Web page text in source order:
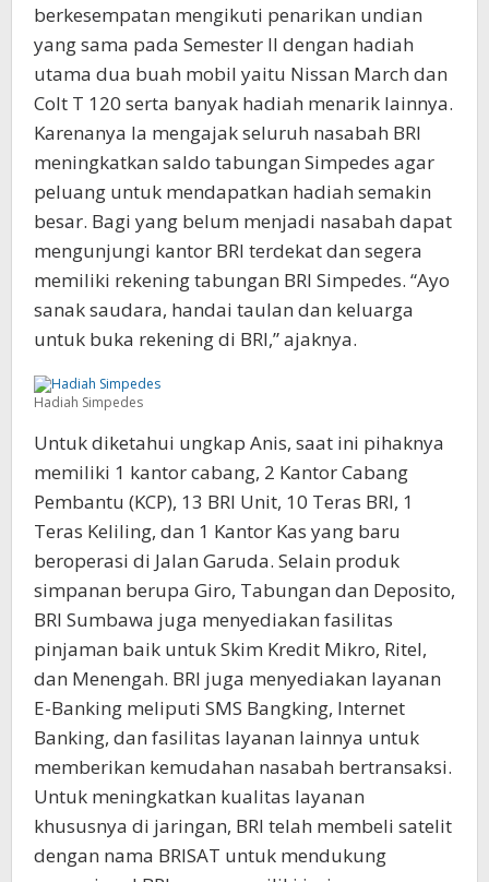
berkesempatan mengikuti penarikan undian
yang sama pada Semester II dengan hadiah
utama dua buah mobil yaitu Nissan March dan
Colt T 120 serta banyak hadiah menarik lainnya.
Karenanya Ia mengajak seluruh nasabah BRI
meningkatkan saldo tabungan Simpedes agar
peluang untuk mendapatkan hadiah semakin
besar. Bagi yang belum menjadi nasabah dapat
mengunjungi kantor BRI terdekat dan segera
memiliki rekening tabungan BRI Simpedes. “Ayo
sanak saudara, handai taulan dan keluarga
untuk buka rekening di BRI,” ajaknya.
Hadiah Simpedes
Untuk diketahui ungkap Anis, saat ini pihaknya
memiliki 1 kantor cabang, 2 Kantor Cabang
Pembantu (KCP), 13 BRI Unit, 10 Teras BRI, 1
Teras Keliling, dan 1 Kantor Kas yang baru
beroperasi di Jalan Garuda. Selain produk
simpanan berupa Giro, Tabungan dan Deposito,
BRI Sumbawa juga menyediakan fasilitas
pinjaman baik untuk Skim Kredit Mikro, Ritel,
dan Menengah. BRI juga menyediakan layanan
E-Banking meliputi SMS Bangking, Internet
Banking, dan fasilitas layanan lainnya untuk
memberikan kemudahan nasabah bertransaksi.
Untuk meningkatkan kualitas layanan
khususnya di jaringan, BRI telah membeli satelit
dengan nama BRISAT untuk mendukung